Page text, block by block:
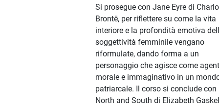
Si prosegue con Jane Eyre di
Brontë, per riflettere su come la vita
interiore e la profondità emotiva
soggettività femminile vengano
riformulate, dando forma a un
personaggio che agisce come
morale e immaginativo in un
patriarcale. Il corso si conclude con
North and South di Elizabeth